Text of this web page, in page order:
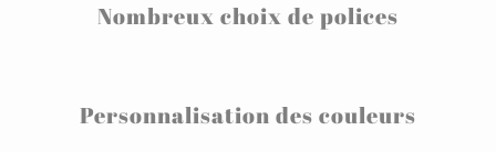
Nombreux choix de polices
Personnalisation des couleurs